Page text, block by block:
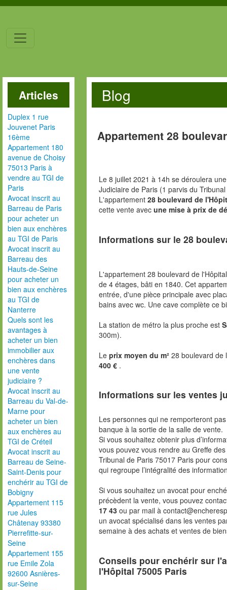
Articles
Duplex 1 rue
Jouvenet Paris
16ème
Appartement 180
avenue de Choisy
75013 Paris à
vendre au TGI de
Paris
Avocat inscrit au
Barreau de Paris
pour acheter un
bien aux enchères
au TGI de Paris
Avocat inscrit au
Barreau des
Hauts-de-Seine
pour acheter un
bien aux enchères
au TGI de
Nanterre
Quels sont les
avantages à
acheter un bien
immobilier aux
enchères dans
une vente
judiciaire ?
Avocat inscrit au
Barreau du Val-de-
Marne pour
acheter un bien
aux enchères au
TGI de Créteil
Avocat inscrit au
Barreau de Seine-
Saint-Denis pour
enchérir au TGI de
Bobigny
Appartement 115
rue Jules
Châtenay 93380
Pierrefitte-sur-
Seine
Appartement 155
rue Emile Zola
92600 Asnières-
sur-Seine
Blog
Appartement 28
Le 8 juillet 2021 à 14h se déroulera
Judiciaire de Paris (1 parvis du
L'appartement 28 boulevard de
cette vente avec une mise à prix de
Informations sur le 28
L'appartement 28 boulevard de
de 4 étages, bâti en 1840. Cet
entrée, d'une pièce principale avec
bains avec wc. Une cave complète ce
La station de métro la plus proche est
300m).
Le prix moyen du m² 28 boulevard de
400 € .
Informations sur les ventes
Les personnes qui ne remporteront
banque à la sortie de la salle de vente.
Si vous souhaitez obtenir plus
vous pouvez vous rendre au Greffe
Tribunal de Paris 75017 Paris pour
qui regroupe l’intégralité des
Si vous souhaitez un avocat pour
précèdent la vente, vous pouvez
17 43 ou par mail à
un avocat spécialisé dans les ventes
semaine à des achats et ventes de
Conseils pour enchérir sur
l'Hôpital 75005 Paris